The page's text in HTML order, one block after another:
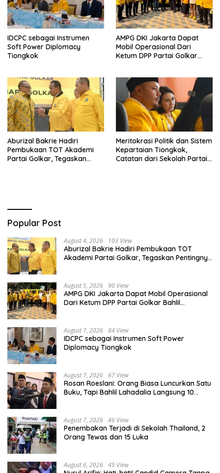
IDCPC sebagai Instrumen
Soft Power Diplomacy
Tiongkok
AMPG DKI Jakarta Dapat
Mobil Operasional Dari
Ketum DPP Partai Golkar
Aburizal Bakrie Hadiri
Pembukaan TOT Akademi
Partai Golkar, Tegaskan
Meritokrasi Politik dan Sistem
Kepartaian Tiongkok,
Catatan dari Sekolah Partai
Popular Post
August 4, 2026 103 View
Aburizal Bakrie Hadiri Pembukaan TOT
Akademi Partai Golkar, Tegaskan Pentingnya
August 5, 2026 90 View
AMPG DKI Jakarta Dapat Mobil Operasional
Dari Ketum DPP Partai Golkar Bahlil
August 7, 2026 84 View
IDCPC sebagai Instrumen Soft Power
Diplomacy Tiongkok
August 7, 2026 67 View
Rosan Roeslani: Orang Biasa Luncurkan Satu
Buku, Tapi Bahlil Lahadalia Langsung 10
August 7, 2026 46 View
Penembakan Terjadi di Sekolah Thailand, 2
Orang Tewas dan 15 Luka
August 6, 2026 45 View